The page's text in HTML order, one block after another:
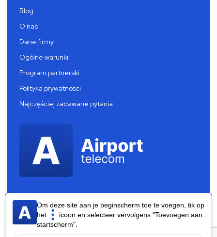
Blog
O nas
Dane firmy
Ogólne warunki
Program partnerski
Polityka prywatności
Najczęściej zadawane pytania
Airport Telecom 2026 ®
Om deze site aan je beginscherm toe te voegen, tik op
het
icoon en selecteer vervolgens "Toevoegen aan
startscherm".